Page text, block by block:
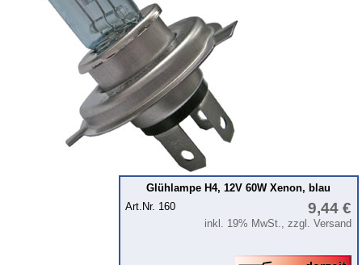
Anhänger
Sonderanfertigungen
Glühlampen
12 Volt
Standlichtlampe
6 Volt
KFZ-Leitungen & Zubehör
Glühlampe H4, 12V 60W Xenon, blau
Art.Nr. 160
9,44 €
inkl. 19% MwSt., zzgl. Versand